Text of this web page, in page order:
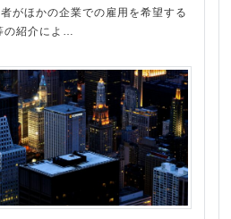
がほかの企業での雇用を希望する
の紹介によ…